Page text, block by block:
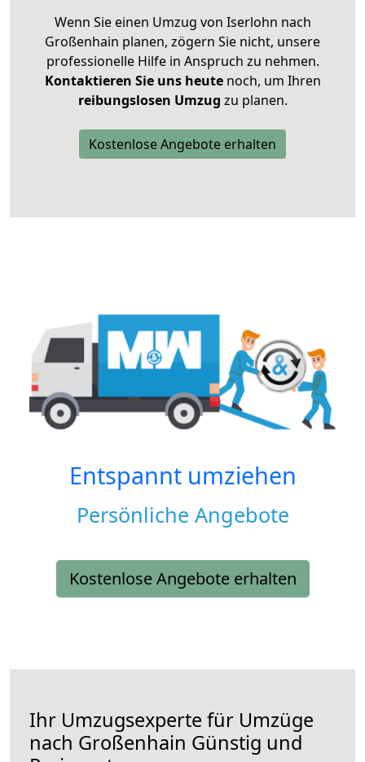
Wenn Sie einen Umzug von Iserlohn nach
Großenhain planen, zögern Sie nicht, unsere
professionelle Hilfe in Anspruch zu nehmen.
Kontaktieren Sie uns heutenoch, um Ihren
reibungslosen Umzug zu planen.
Kostenlose Angebote erhalten
Entspannt umziehen
Persönliche Angebote
Kostenlose Angebote erhalten
Ihr Umzugsexperte für Umzüge
nach Großenhain Günstig und